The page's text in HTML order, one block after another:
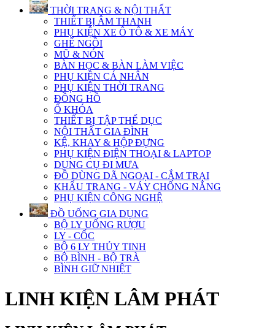
THỜI TRANG & NỘI THẤT
THIẾT BỊ ÂM THANH
PHỤ KIỆN XE Ô TÔ & XE MÁY
GHẾ NGỒI
MŨ & NÓN
BÀN HỌC & BÀN LÀM VIỆC
PHỤ KIỆN CÁ NHÂN
PHỤ KIỆN THỜI TRANG
ĐỒNG HỒ
Ổ KHÓA
THIẾT BỊ TẬP THỂ DỤC
NỘI THẤT GIA ĐÌNH
KỆ, KHAY & HỘP ĐỰNG
PHỤ KIỆN ĐIỆN THOẠI & LAPTOP
DỤNG CỤ ĐI MƯA
ĐỒ DÙNG DÃ NGOẠI - CẮM TRẠI
KHẨU TRANG - VÁY CHỐNG NẮNG
PHỤ KIỆN CÔNG NGHỆ
ĐỒ UỐNG GIA DỤNG
BỘ LY UỐNG RƯỢU
LY - CỐC
BỘ 6 LY THỦY TINH
BỘ BÌNH - BỘ TRÀ
BÌNH GIỮ NHIỆT
LINH KIỆN LÂM PHÁT